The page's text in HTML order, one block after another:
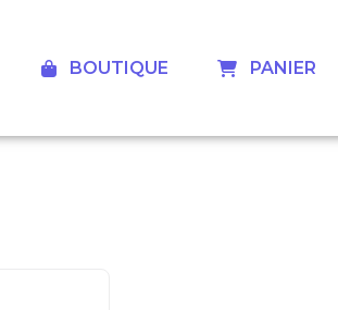
‎ ‎ ‎ BOUTIQUE ‎ ‎ ‎ PANIER